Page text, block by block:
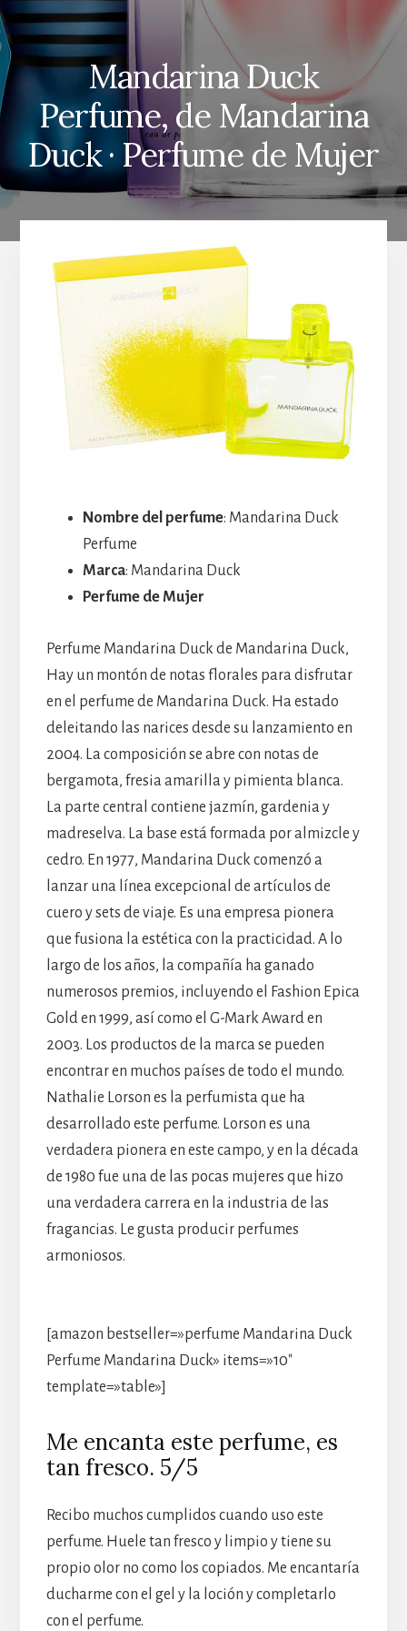
Mandarina Duck
Perfume, de Mandarina
Duck · Perfume de Mujer
Nombre del perfume: Mandarina Duck
Perfume
Marca: Mandarina Duck
Perfume de Mujer
Perfume Mandarina Duck de Mandarina Duck,
Hay un montón de notas florales para disfrutar
en el perfume de Mandarina Duck. Ha estado
deleitando las narices desde su lanzamiento en
2004. La composición se abre con notas de
bergamota, fresia amarilla y pimienta blanca.
La parte central contiene jazmín, gardenia y
madreselva. La base está formada por almizcle y
cedro. En 1977, Mandarina Duck comenzó a
lanzar una línea excepcional de artículos de
cuero y sets de viaje. Es una empresa pionera
que fusiona la estética con la practicidad. A lo
largo de los años, la compañía ha ganado
numerosos premios, incluyendo el Fashion Epica
Gold en 1999, así como el G-Mark Award en
2003. Los productos de la marca se pueden
encontrar en muchos países de todo el mundo.
Nathalie Lorson es la perfumista que ha
desarrollado este perfume. Lorson es una
verdadera pionera en este campo, y en la década
de 1980 fue una de las pocas mujeres que hizo
una verdadera carrera en la industria de las
fragancias. Le gusta producir perfumes
armoniosos.
[amazon bestseller=»perfume Mandarina Duck
Perfume Mandarina Duck» items=»10″
template=»table»]
Me encanta este perfume, es
tan fresco. 5/5
Recibo muchos cumplidos cuando uso este
perfume. Huele tan fresco y limpio y tiene su
propio olor no como los copiados. Me encantaría
ducharme con el gel y la loción y completarlo
con el perfume.